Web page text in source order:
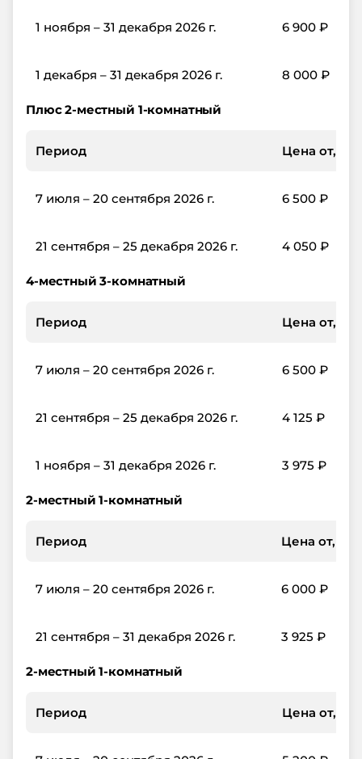
1 ноября – 31 декабря 2026 г. 6 900 ₽
1 декабря – 31 декабря 2026 г. 8 000 ₽
Плюс 2-местный 1-комнатный
Период Цена от, ₽/
7 июля – 20 сентября 2026 г. 6 500 ₽
21 сентября – 25 декабря 2026 г. 4 050 ₽
4-местный 3-комнатный
Период Цена от, ₽/
7 июля – 20 сентября 2026 г. 6 500 ₽
21 сентября – 25 декабря 2026 г. 4 125 ₽
1 ноября – 31 декабря 2026 г. 3 975 ₽
2-местный 1-комнатный
Период Цена от, ₽/
7 июля – 20 сентября 2026 г. 6 000 ₽
21 сентября – 31 декабря 2026 г. 3 925 ₽
2-местный 1-комнатный
Период Цена от, ₽/